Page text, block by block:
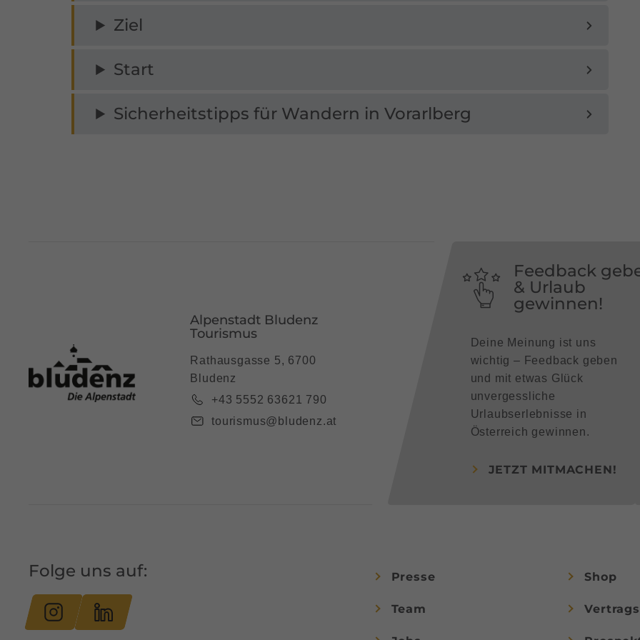
Ziel
Start
Sicherheitstipps für Wandern in Vorarlberg
Folge uns auf:
Feedback
& Urlaub
gewinnen!
Deine Meinung ist uns
wichtig – Feedback geben
und mit etwas Glück
unvergessliche
Urlaubserlebnisse in
Österreich gewinnen.
JETZT MITMACHEN!
Alpenstadt Bludenz
Tourismus
Rathausgasse 5, 6700
Bludenz
+43 5552 63621 790
tourismus@bludenz.at
Presse
Team
Shop